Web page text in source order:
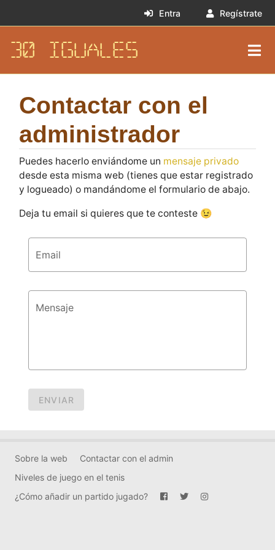
Entra Regístrate
30 IGUALES
Contactar con el
administrador
Puedes hacerlo enviándome un mensaje privado
desde esta misma web (tienes que estar registrado
y logueado) o mandándome el formulario de abajo.
Deja tu email si quieres que te conteste 😉
Email
Mensaje
ENVIAR
Sobre la web
Contactar con el admin
Niveles de juego en el tenis
¿Cómo añadir un partido jugado?